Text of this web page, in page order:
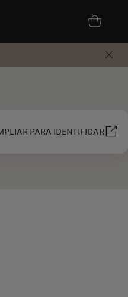
PARA IDENTIFICAR